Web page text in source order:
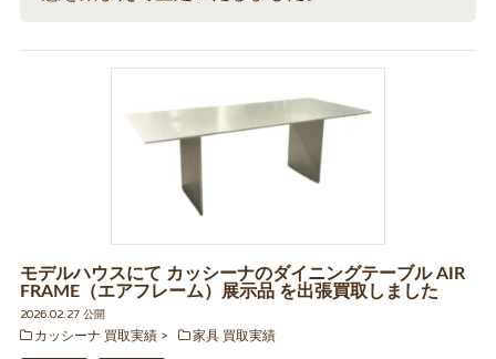
モデルハウスにて カッシーナのダイニングテーブル AIR
FRAME（エアフレーム）展示品 を出張買取しました
2026.02.27 公開
カッシーナ 買取実績
家具 買取実績